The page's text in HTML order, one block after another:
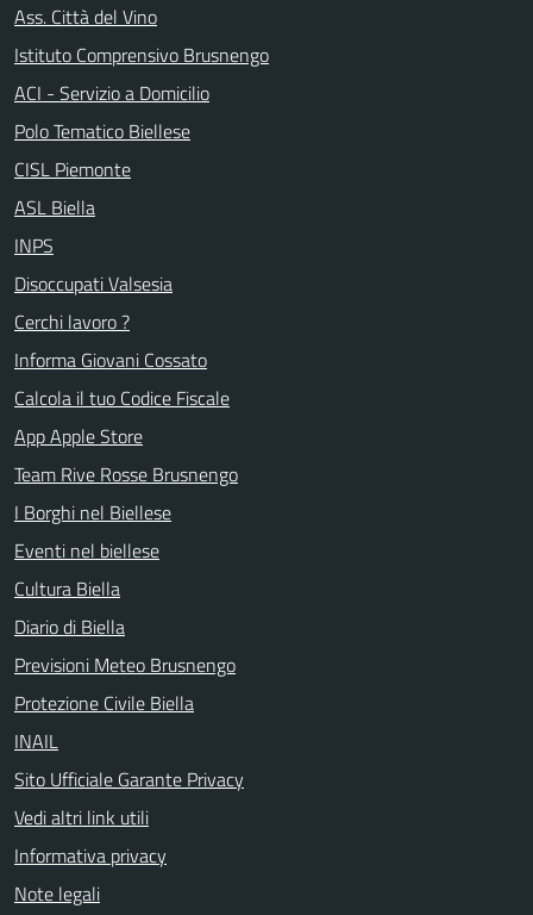
Ass. Città del Vino
Istituto Comprensivo Brusnengo
ACI - Servizio a Domicilio
Polo Tematico Biellese
CISL Piemonte
ASL Biella
INPS
Disoccupati Valsesia
Cerchi lavoro ?
Informa Giovani Cossato
Calcola il tuo Codice Fiscale
App Apple Store
Team Rive Rosse Brusnengo
I Borghi nel Biellese
Eventi nel biellese
Cultura Biella
Diario di Biella
Previsioni Meteo Brusnengo
Protezione Civile Biella
INAIL
Sito Ufficiale Garante Privacy
Vedi altri link utili
Informativa privacy
Note legali